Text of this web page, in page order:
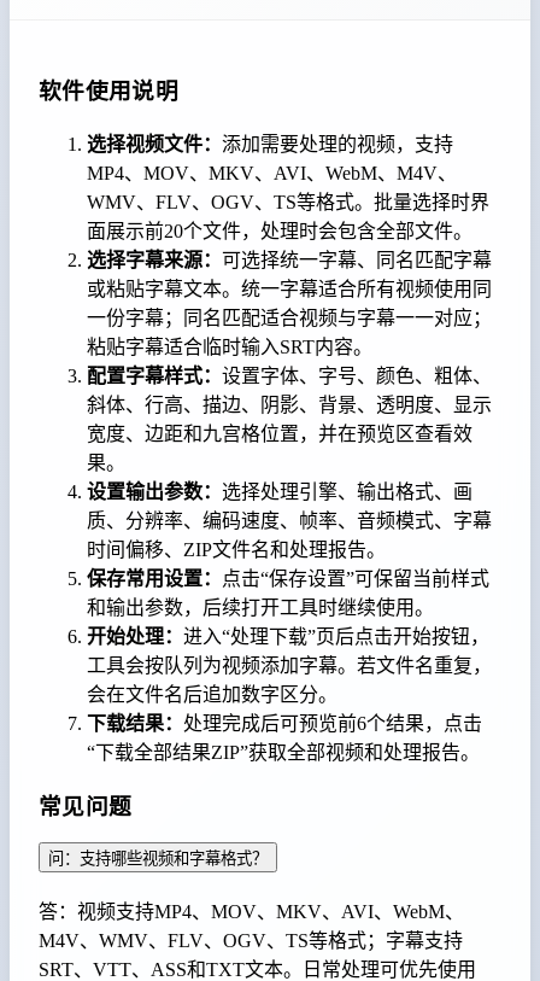
软件使用说明
选择视频文件： 添加需要处理的视频，支持
MP4、MOV、MKV、AVI、WebM、M4V、
WMV、FLV、OGV、TS等格式。批量选择时界
面展示前20个文件，处理时会包含全部文件。
选择字幕来源： 可选择统一字幕、同名匹配字幕
或粘贴字幕文本。统一字幕适合所有视频使用同
一份字幕；同名匹配适合视频与字幕一一对应；
粘贴字幕适合临时输入SRT内容。
配置字幕样式： 设置字体、字号、颜色、粗体、
斜体、行高、描边、阴影、背景、透明度、显示
宽度、边距和九宫格位置，并在预览区查看效
果。
设置输出参数： 选择处理引擎、输出格式、画
质、分辨率、编码速度、帧率、音频模式、字幕
时间偏移、ZIP文件名和处理报告。
保存常用设置：
点击“保存设置”可保留当前样式
和输出参数，后续打开工具时继续使用。
开始处理： 进入“处理下载”页后点击开始按钮，
工具会按队列为视频添加字幕。若文件名重复，
会在文件名后追加数字区分。
下载结果： 处理完成后可预览前6个结果，点击
“下载全部结果ZIP”获取全部视频和处理报告。
常见问题
问：支持哪些视频和字幕格式？
答：视频支持MP4、MOV、MKV、AVI、WebM、
M4V、WMV、FLV、OGV、TS等格式；字幕支持
SRT、VTT、ASS和TXT文本。日常处理可优先使用